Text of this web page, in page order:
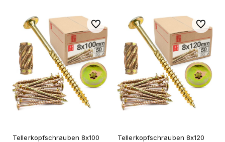
Tellerkopfschrauben 8x100
Zu Favoriten
Tellerkopfschrauben 8x120
Zu